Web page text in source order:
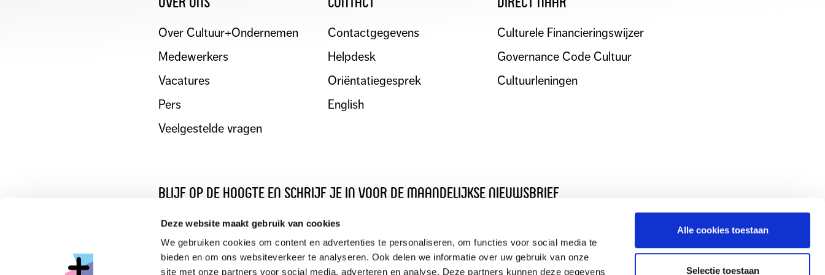
Deze website maakt gebruik van cookies
We gebruiken cookies om content en advertenties te personaliseren, om functies voor social media te
bieden en om ons websiteverkeer te analyseren. Ook delen we informatie over uw gebruik van onze
site met onze partners voor social media, adverteren en analyse. Deze partners kunnen deze gegevens
Alle cookies toestaan
Selectie toestaan
Over Cultuur+Ondernemen
Medewerkers
Vacatures
Pers
Veelgestelde vragen
Contactgegevens
Helpdesk
Oriëntatiegesprek
English
Culturele Financieringswijzer
Governance Code Cultuur
Cultuurleningen
blijf op de hoogte en schrijf je in voor de maandelijkse nieuwsbrief